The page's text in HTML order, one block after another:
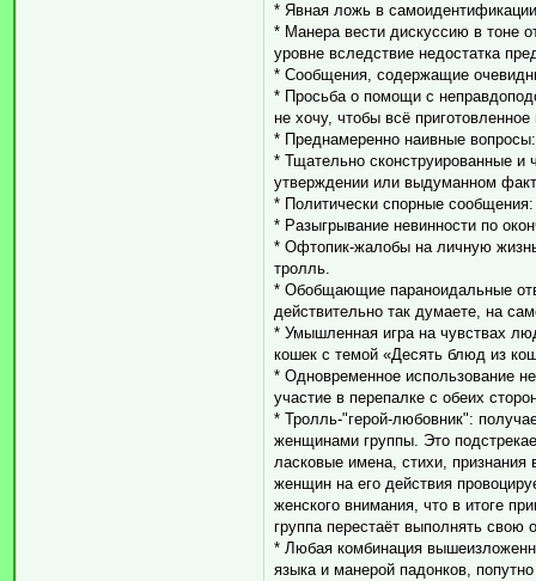
* Явная ложь в
* Манера вести дискуссию в тоне
уровне вследствие недостатка
* Сообщения, содержащие
* Просьба о помощи с
не хочу, чтобы всё
* Преднамеренно наивные
* Тщательно сконструированные
утверждении или выдуманном
* Политически спорные
* Разыгрывание невинности по
* Офтопик-жалобы на личную
тролль.
* Обобщающие параноидальные
действительно так думаете, на
* Умышленная игра на чувствах
кошек с темой «Десять блюд из
* Одновременное использование
участие в перепалке с обеих
* Тролль-"герой-любовник":
женщинами группы. Это
ласковые имена, стихи,
женщин на его действия
женского внимания, что в итоге
группа перестаёт выполнять свою
* Любая комбинация
языка и манерой падонков,